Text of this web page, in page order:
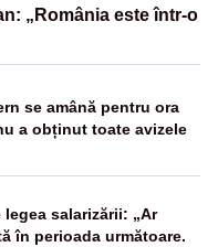
„România este într-o
se amână pentru ora
a obținut toate avizele
salarizării: „Ar
în perioada următoare.